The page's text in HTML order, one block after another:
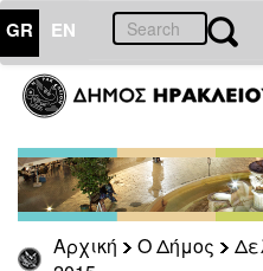
GR EN
Αρχική Ο Δήμος
ΔΗΜΟΣ
Δελτία
Τύπου
Αρχείο
2026